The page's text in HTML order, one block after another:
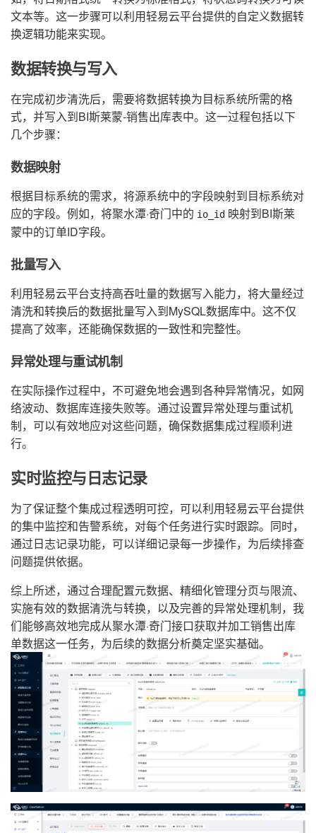
文本等。这一步骤可以利用轻易云平台提供的自定义数据转
换逻辑功能来实现。
数据转换与写入
在完成初步清洗后，需要将数据转换为目标系统所需的格
式，并写入到BI斯莱蒙-销售出库表中。这一过程包括以下
几个步骤：
数据映射
根据目标系统的需求，将源系统中的字段映射到目标系统对
应的字段。例如，将聚水潭·奇门中的 io_id 映射到BI斯莱
蒙中的订单ID字段。
批量写入
利用轻易云平台支持高吞吐量的数据写入能力，将大量经过
清洗和转换后的数据批量写入到MySQL数据库中。这不仅
提高了效率，还能确保数据的一致性和完整性。
异常处理与重试机制
在实际操作过程中，不可避免地会遇到各种异常情况，如网
络波动、数据库连接失败等。通过设置异常处理与重试机
制，可以有效地应对这些问题，确保数据集成过程顺利进
行。
实时监控与日志记录
为了保证整个集成过程透明可控，可以利用轻易云平台提供
的集中监控和告警系统，对每个任务进行实时跟踪。同时，
通过日志记录功能，可以详细记录每一步操作，为后续排查
问题提供依据。
综上所述，通过合理配置元数据、精细化管理分页与限流、
实施有效的数据清洗与转换，以及完善的异常处理机制，我
们能够高效地完成从聚水潭·奇门接口获取并加工销售出库
单数据这一任务，为后续的数据分析奠定坚实基础。